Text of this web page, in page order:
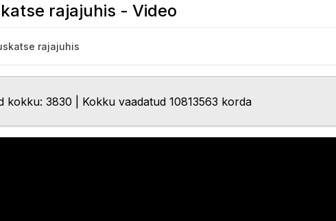
rajajuhis - Video
rajajuhis
kokku: 3830 | Kokku vaadatud 10813563 korda